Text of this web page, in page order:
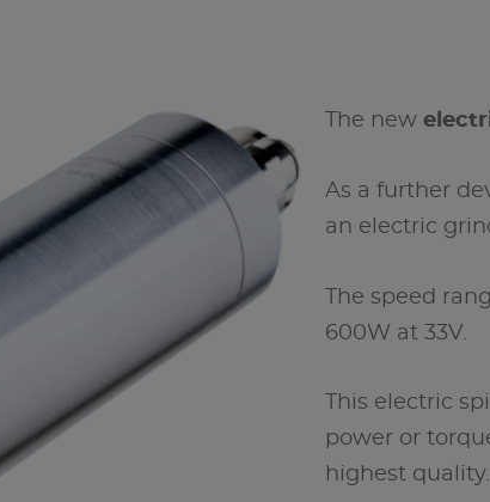
The new
As a further
an electric
The speed
600W at 33V.
This electric
power or
highest quality.